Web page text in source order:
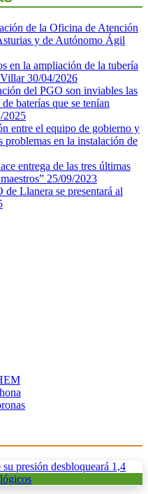
de la Oficina de Atención
y de Autónomo Ágil
en la ampliación de la tubería
Villar30/04/2026
del PGO son inviables las
baterías que se tenían
2025
entre el equipo de gobierno y
problemas en la instalación de
entrega de las tres últimas
25/09/2023
Llanera se presentará al